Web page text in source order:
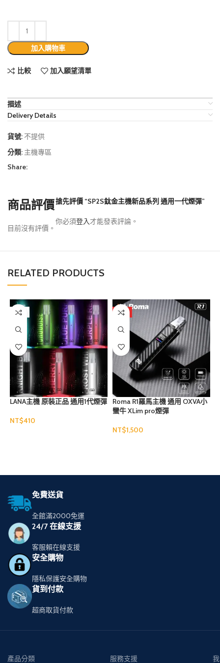
加入購物車
比較 加入願望清單
描述
Delivery Details
貨號: 不提供
分類: 主機專區
Share:
商品評價
目前沒有評價。
搶先評價 “SP2S鈦金主機新品系列 通用一代煙彈”
你必須登入才能發表評論。
RELATED PRODUCTS
售罄
LANA主機 原裝正品 通用1代煙彈
NT$
熱門
Roma R1羅馬主機 通用 OXVA小
蠻牛 XLim pro煙彈
NT$
免費送貨
全館滿2000免運
24/7 在線支援
客服賴在線支援
安全購物
隱私保護安全購物
貨到付款
超商取貨付款
產品分類 服務支援